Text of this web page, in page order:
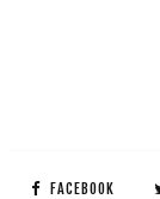
FACEBOOK